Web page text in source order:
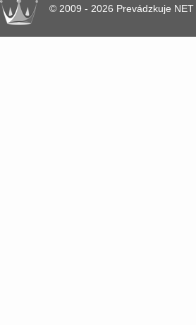
© 2009 - 2026 Prevádzkuje NET